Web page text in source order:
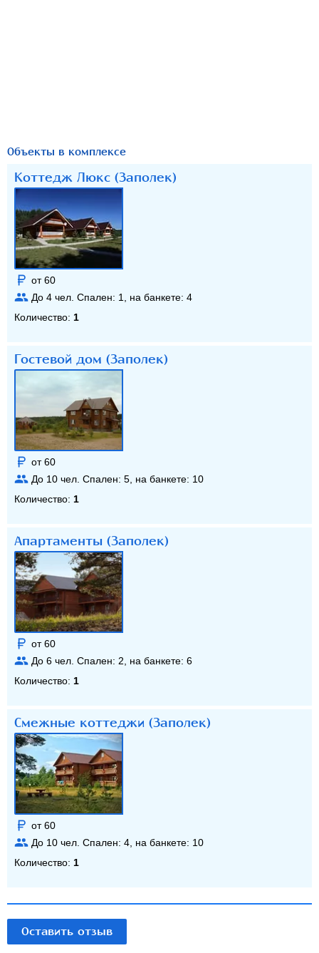
Объекты в комплексе
Коттедж Люкс (Заполек)
от 60
До 4 чел. Спален: 1 , на банкете: 4
Количество: 1
Гостевой дом (Заполек)
от 60
До 10 чел. Спален: 5 , на банкете: 10
Количество: 1
Апартаменты (Заполек)
от 60
До 6 чел. Спален: 2 , на банкете: 6
Количество: 1
Смежные коттеджи (Заполек)
от 60
До 10 чел. Спален: 4 , на банкете: 10
Количество: 1
Оставить отзыв